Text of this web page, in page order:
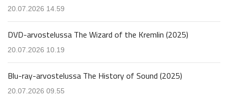
20.07.2026 14.59
DVD-arvostelussa The Wizard of the Kremlin (2025)
20.07.2026 10.19
Blu-ray-arvostelussa The History of Sound (2025)
20.07.2026 09.55